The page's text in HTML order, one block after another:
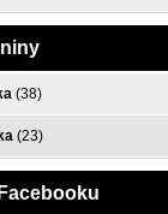
(38)
(23)